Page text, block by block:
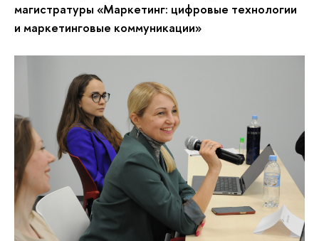
магистратуры «Маркетинг: цифровые технологии
и маркетинговые коммуникации»